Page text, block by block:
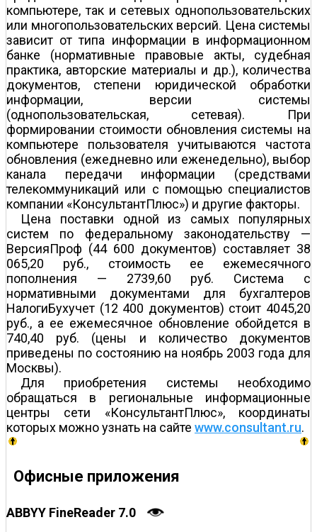
компьютере, так и сетевых однопользовательских
или многопользовательских версий. Цена системы
зависит от типа информации в информационном
банке (нормативные правовые акты, судебная
практика, авторские материалы и др.), количества
документов, степени юридической обработки
информации, версии системы
(однопользовательская, сетевая). При
формировании стоимости обновления системы на
компьютере пользователя учитываются частота
обновления (ежедневно или еженедельно), выбор
канала передачи информации (средствами
телекоммуникаций или с помощью специалистов
компании «КонсультантПлюс») и другие факторы.
Цена поставки одной из самых популярных
систем по федеральному законодательству —
ВерсияПроф (44 600 документов) составляет 38
065,20 руб., стоимость ее ежемесячного
пополнения — 2739,60 руб. Система с
нормативными документами для бухгалтеров
НалогиБухучет (12 400 документов) стоит 4045,20
руб., а ее ежемесячное обновление обойдется в
740,40 руб. (цены и количество документов
приведены по состоянию на ноябрь 2003 года для
Москвы).
Для приобретения системы необходимо
обращаться в региональные информационные
центры сети «КонсультантПлюс», координаты
которых можно узнать на сайте www.consultant.ru.
Офисные приложения
ABBYY FineReader 7.0